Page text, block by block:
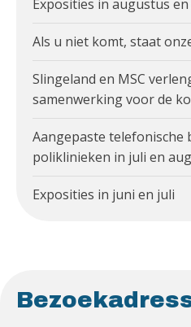
Exposities in augustus
Als u niet komt, staat
Slingeland en MSC
samenwerking voor de
Aangepaste telefonische
poliklinieken in juli en
Exposities in juni en juli